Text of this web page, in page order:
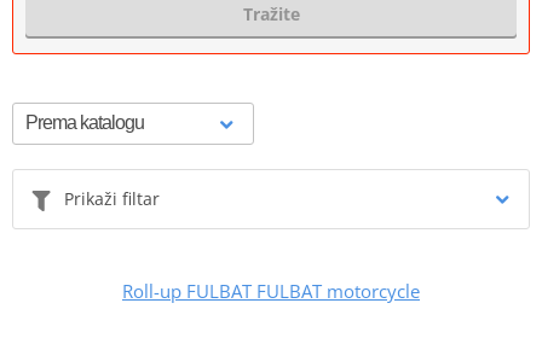
Tražite
Prikaži filtar
Roll-up FULBAT FULBAT motorcycle